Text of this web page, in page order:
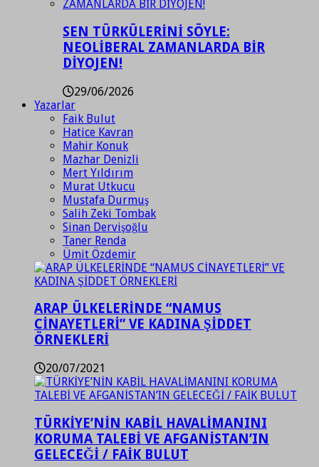
SEN TÜRKÜLERİNİ SÖYLE:
NEOLİBERAL ZAMANLARDA BİR
DİYOJEN!
29/06/2026
Yazarlar
Faik Bulut
Hatice Kavran
Mahir Konuk
Mazhar Denizli
Mert Yıldırım
Murat Utkucu
Mustafa Durmuş
Salih Zeki Tombak
Sinan Dervişoğlu
Taner Renda
Ümit Özdemir
ARAP ÜLKELERİNDE “NAMUS
CİNAYETLERİ” VE KADINA ŞİDDET
ÖRNEKLERİ
20/07/2021
TÜRKİYE’NİN KABİL HAVALİMANINI
KORUMA TALEBİ VE AFGANİSTAN’IN
GELECEĞİ / FAİK BULUT